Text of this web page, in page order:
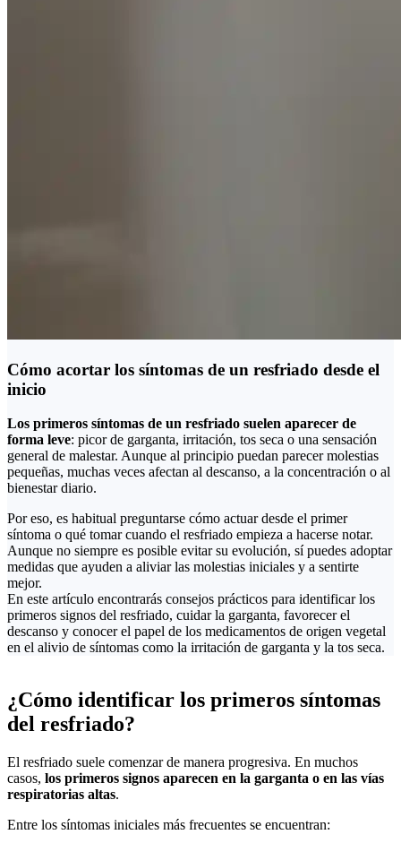
Cómo acortar los síntomas de un resfriado desde el
inicio
Los primeros síntomas de un resfriado suelen aparecer de
forma leve: picor de garganta, irritación, tos seca o una sensación
general de malestar. Aunque al principio puedan parecer molestias
pequeñas, muchas veces afectan al descanso, a la concentración o al
bienestar diario.
Por eso, es habitual preguntarse cómo actuar desde el primer
síntoma o qué tomar cuando el resfriado empieza a hacerse notar.
Aunque no siempre es posible evitar su evolución, sí puedes adoptar
medidas que ayuden a aliviar las molestias iniciales y a sentirte
mejor.
En este artículo encontrarás consejos prácticos para identificar los
primeros signos del resfriado, cuidar la garganta, favorecer el
descanso y conocer el papel de los medicamentos de origen vegetal
en el alivio de síntomas como la irritación de garganta y la tos seca.
¿Cómo identificar los primeros síntomas
del resfriado?
El resfriado suele comenzar de manera progresiva. En muchos
casos, los primeros signos aparecen en la garganta o en las vías
respiratorias altas.
Entre los síntomas iniciales más frecuentes se encuentran: